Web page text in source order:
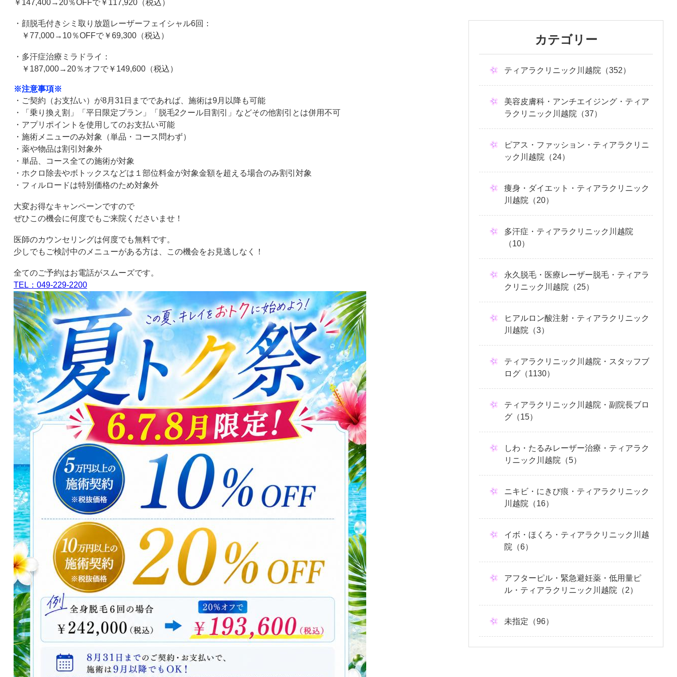
￥ 147,400→20％OFFで￥ 117,920（税込）
・顔脱毛付きシミ取り放題レーザーフェイシャル6回：
￥77,000→10％OFFで￥69,300（税込）
・多汗症治療ミラドライ：
￥ 187,000→20％オフで￥ 149,600（税込）
※注意事項※
・ご契約（お支払い）が8月 31 日までであれば、施術は9月以降も可能
・「乗り換え割」「平日限定プラン」「脱毛2クール目割引」などその他割引とは併用不可
・アプリポイントを使用してのお支払い可能
・施術メニューのみ対象（単品・コース問わず）
・薬や物品は割引対象外
・単品、コース全ての施術が対象
・ホクロ除去やボトックスなどは１部位料金が対象金額を超える場合のみ割引対象
・フィルロードは特別価格のため対象外
大変お得なキャンペーンですので
ぜひこの機会に何度でもご来院くださいませ！
医師のカウンセリングは何度でも無料です。
少しでもご検討中のメニューがある方は、この機会をお見逃しなく！
全てのご予約はお電話がスムーズです。
TEL ： 049-229-2200
カテゴリー
ティアラクリニック川越院（352）
美容皮膚科・アンチエイジング・ティア
ラクリニック川越院（37）
ピアス・ファッション・ティアラクリニ
ック川越院（24）
痩身・ダイエット・ティアラクリニック
川越院（20）
多汗症・ティアラクリニック川越院
（10）
永久脱毛・医療レーザー脱毛・ティアラ
クリニック川越院（25）
ヒアルロン酸注射・ティアラクリニック
川越院（3）
ティアラクリニック川越院・スタッフブ
ログ（1130）
ティアラクリニック川越院・副院長ブロ
グ（15）
しわ・たるみレーザー治療・ティアラク
リニック川越院（5）
ニキビ・にきび痕・ティアラクリニック
川越院（16）
イボ・ほくろ・ティアラクリニック川越
院（6）
アフターピル・緊急避妊薬・低用量ピ
ル・ティアラクリニック川越院（2）
未指定（96）